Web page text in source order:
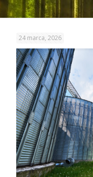
24 marca, 2026